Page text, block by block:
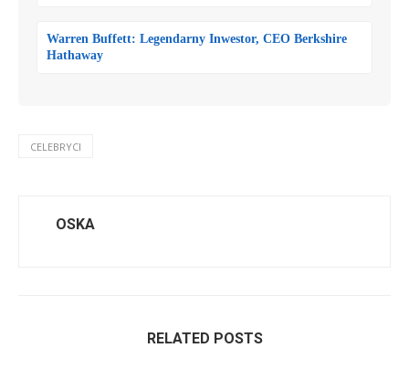
Warren Buffett: Legendarny Inwestor, CEO Berkshire
Hathaway
CELEBRYCI
OSKA
RELATED POSTS